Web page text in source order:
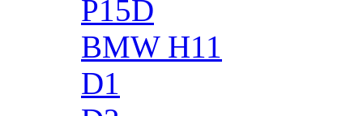
P15D
BMW H11
D1